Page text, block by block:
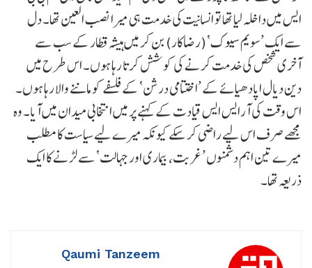
ایس میں داخلہ لیا تھا تو انسانیت کی خدمت ہی میرا نصب العین تھا۔ دل
سے ایک ’سویم سیوک‘ (رضاکار) بن کر میں ہیشہ قطار کے سب سے
آخری شخص کی خدمت کرنے کی کوشش کرتا رہا ہوں۔ اس طرح میں
دین دیال اپادھیائے کے ’اختتامی درشن‘ کے فلسفے کو ماننے والا رہا ہوں۔
اس وقت کی آرایس ایس قیادت کے کہنے پر میں انتخابی میدان میں آیا۔ وہ
مجھے صرف اس لیے راضی کر سکے کیونکہ میرے لیے سیاست کا مطلب
میرے تین اہم دشمنوں ’غربت، بیماری اور جہالت‘ سے لڑنے کا ایک
ذریعہ تھا۔
Qaumi Tanzeem